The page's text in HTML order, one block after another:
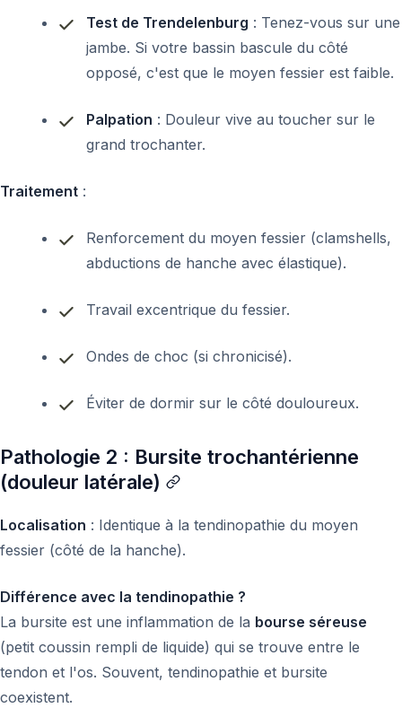
Test de Trendelenburg : Tenez-vous sur une
jambe. Si votre bassin bascule du côté
opposé, c'est que le moyen fessier est faible.
Palpation : Douleur vive au toucher sur le
grand trochanter.
Traitement :
Renforcement du moyen fessier (clamshells,
abductions de hanche avec élastique).
Travail excentrique du fessier.
Ondes de choc (si chronicisé).
Éviter de dormir sur le côté douloureux.
Pathologie 2 : Bursite trochantérienne
(douleur latérale)
Localisation : Identique à la tendinopathie du moyen
fessier (côté de la hanche).
Différence avec la tendinopathie ?
La bursite est une inflammation de la bourse séreuse
(petit coussin rempli de liquide) qui se trouve entre le
tendon et l'os. Souvent, tendinopathie et bursite
coexistent.